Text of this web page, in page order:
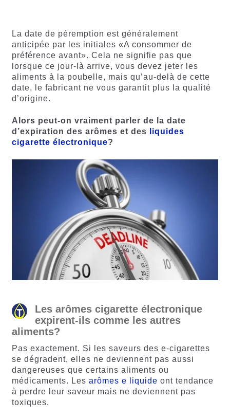
notations
client
client
La date de péremption est généralement
anticipée par les initiales «A consommer de
préférence avant». Cela ne signifie pas que
lorsque ce jour-là arrive, vous devez jeter les
aliments à la poubelle, mais qu’au-delà de cette
date, le fabricant ne vous garantit plus la qualité
d’origine.
Alors peut-on vraiment parler de la date
d’expiration des arômes et des
liquides
cigarette électronique?
Les arômes cigarette électronique
expirent-ils comme les autres
aliments?
Pas exactement. Si les saveurs des e-cigarettes
se dégradent, elles ne deviennent pas aussi
dangereuses que certains aliments ou
médicaments. Les arômes e liquide ont tendance
à perdre leur saveur mais ne deviennent pas
toxiques.